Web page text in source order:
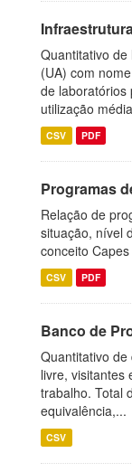
Quantitativo
(UA) com
de laboratórios
utilização
CSV PDF
Programas
Relação de
situação, nível
conceito
CSV PDF
Banco de
Quantitativo de
livre, visitantes
trabalho. Total
equivalência,...
CSV